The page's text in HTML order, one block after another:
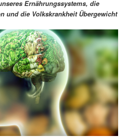
Ernährungssystems, die
und die Volkskrankheit Übergewicht